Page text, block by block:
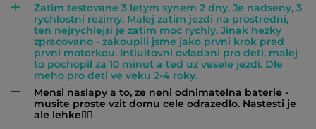
Zatim testovane 3 letym synem 2 dny. Je nadseny, 3
rychlostni rezimy. Malej zatim jezdi na prostredni,
ten nejrychlejsi je zatim moc rychly. Jinak hezky
zpracovano - zakoupili jsme jako prvni krok pred
prvni motorkou. Intiuitovni ovladani pro deti, malej
to pochopil za 10 minut a ted uz vesele jezdi. Dle
meho pro deti ve veku 2-4 roky.
Mensi naslapy a to, ze neni odnimatelna baterie -
musite proste vzit domu cele odrazedlo. Nastesti je
ale lehke👍🏽